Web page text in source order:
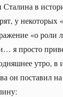
в
у некоторых
«о роли
я просто
утро, в
он поставил